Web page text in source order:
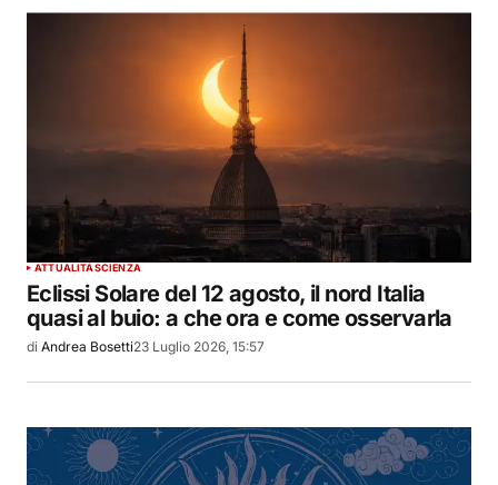
ATTUALITÀSCIENZA
Eclissi Solare del 12 agosto, il nord Italia
quasi al buio: a che ora e come osservarla
di Andrea Bosetti23 Luglio 2026, 15:57